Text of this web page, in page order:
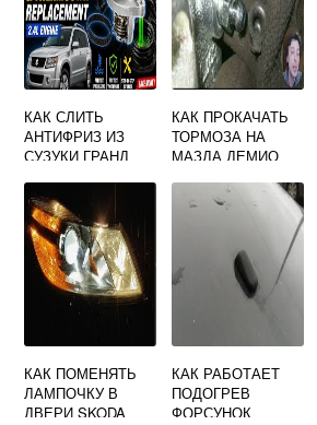
КАК СЛИТЬ
АНТИФРИЗ ИЗ
СУЗУКИ ГРАНД
КАК ПРОКАЧАТЬ
ТОРМОЗА НА
МАЗДА ДЕМИО
КАК ПОМЕНЯТЬ
ЛАМПОЧКУ В
ДВЕРИ SKODA
КАК РАБОТАЕТ
ПОДОГРЕВ
ФОРСУНОК